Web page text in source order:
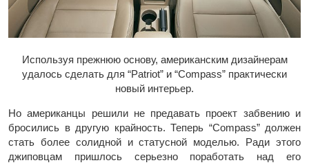
Используя прежнюю основу, американским дизайнерам
удалось сделать для “Patriot” и “Compass” практически
новый интерьер.
Но американцы решили не предавать проект забвению и
бросились в другую крайность. Теперь “Compass” должен
стать более солидной и статусной моделью. Ради этого
джиповцам пришлось серьезно поработать над его